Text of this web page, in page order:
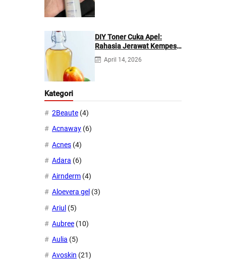
DIY Toner Cuka Apel:
Rahasia Jerawat Kempes
dalam 2 Hari!
April 14, 2026
Kategori
2Beaute (4)
Acnaway (6)
Acnes (4)
Adara (6)
Airnderm (4)
Aloevera gel (3)
Ariul (5)
Aubree (10)
Aulia (5)
Avoskin (21)